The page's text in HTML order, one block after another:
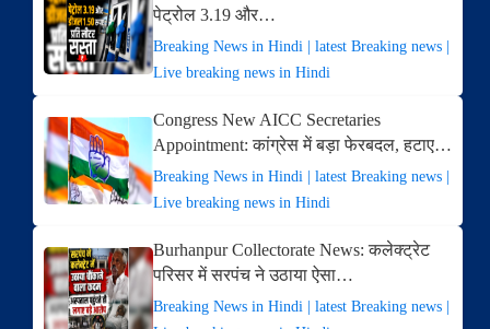
पेट्रोल 3.19 और…
Breaking News in Hindi | latest Breaking news |
Live breaking news in Hindi
Congress New AICC Secretaries
Appointment: कांग्रेस में बड़ा फेरबदल, हटाए…
Breaking News in Hindi | latest Breaking news |
Live breaking news in Hindi
Burhanpur Collectorate News: कलेक्ट्रेट
परिसर में सरपंच ने उठाया ऐसा…
Breaking News in Hindi | latest Breaking news |